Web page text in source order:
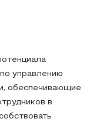
управлению
обеспечивающие
в